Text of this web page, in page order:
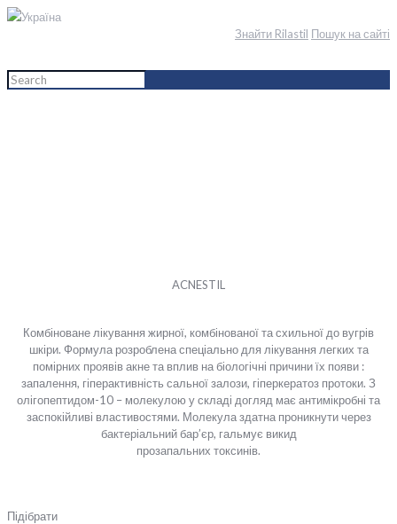
Україна
Знайти Rilastil Пошук на сайті
ACNESTIL
Комбіноване лікування жирної, комбінованої та схильної до вугрів
шкіри. Формула розроблена спеціально для лікування легких та
помірних проявів акне та вплив на біологічні причини їх появи :
запалення, гіперактивність сальної залози, гіперкератоз протоки. З
олігопептидом-10 – молекулою у складі догляд має антимікробні та
заспокійливі властивостями. Молекула здатна проникнути через
бактеріальний бар’єр, гальмує викид
прозапальних токсинів.
Підібрати